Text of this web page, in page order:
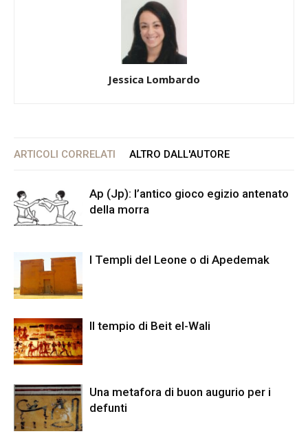
Jessica Lombardo
ARTICOLI CORRELATI ALTRO DALL'AUTORE
Ap (Jp): l’antico gioco egizio antenato
della morra
I Templi del Leone o di Apedemak
Il tempio di Beit el-Wali
Una metafora di buon augurio per i
defunti